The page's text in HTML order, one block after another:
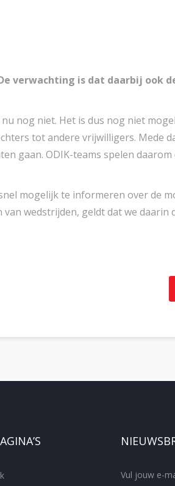
verwachting is dat daarbij ook
nog niet. Het is dus nog niet
tot andere vrijwilligers. Mede
gaan. ODIK-teams spelen daarom
mogelijk te informeren over de
wedstrijden, geldt dat we daarin
Vul jouw e-